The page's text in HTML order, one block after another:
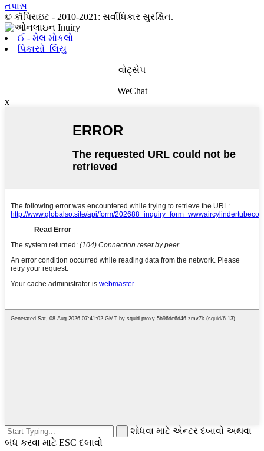
તપાસ
© કૉપિરાઇટ - 2010-2021: સર્વાધિકાર સુરક્ષિત.
ઈ - મેલ મોકલો
પિકાસો_લિયુ
વોટ્સેપ
WeChat
x
શોધવા માટે એન્ટર દબાવો અથવા
બંધ કરવા માટે ESC દબાવો